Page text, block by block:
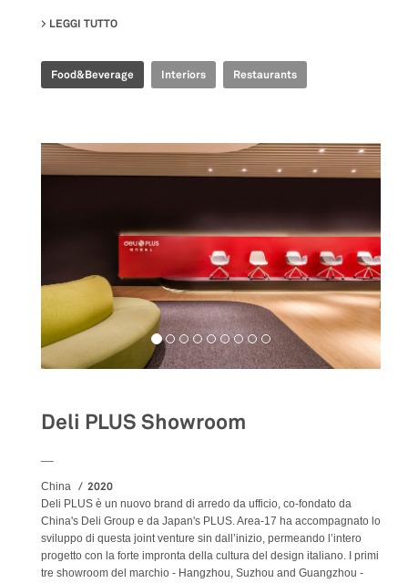
LEGGI TUTTO
Food&Beverage Interiors Restaurants
Deli PLUS Showroom
China 2020
Deli PLUS è un nuovo brand di arredo da ufficio, co-fondato da
China's Deli Group e da Japan's PLUS. Area-17 ha accompagnato lo
sviluppo di questa joint venture sin dall’inizio, permeando l’intero
progetto con la forte impronta della cultura del design italiano. I primi
tre showroom del marchio - Hangzhou, Suzhou and Guangzhou -